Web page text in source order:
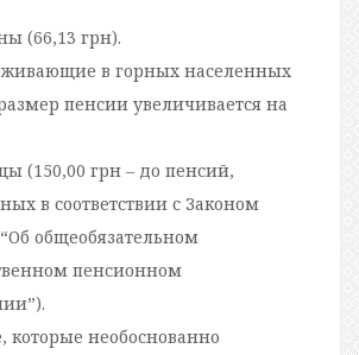
(66,13 грн).
в горных населенных
пенсии увеличивается на
(150,00 грн – до пенсий,
в соответствии с Законом
общеобязательном
пенсионном
которые необоснованно